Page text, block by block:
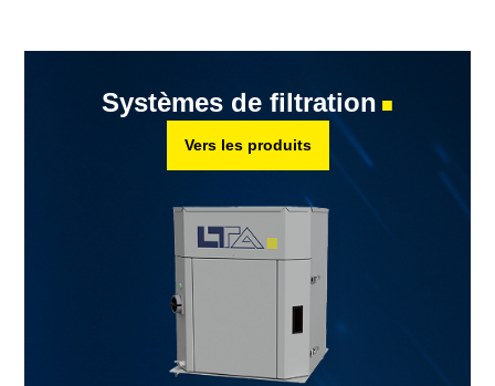
Systèmes de filtration ■
Vers les produits